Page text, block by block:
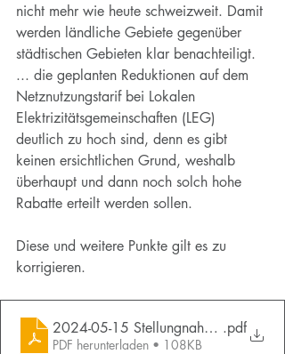
nicht mehr wie heute schweizweit. Damit
werden ländliche Gebiete gegenüber
städtischen Gebieten klar benachteiligt.
... die geplanten Reduktionen auf dem
Netznutzungstarif bei Lokalen
Elektrizitätsgemeinschaften (LEG)
deutlich zu hoch sind, denn es gibt
keinen ersichtlichen Grund, weshalb
überhaupt und dann noch solch hohe
Rabatte erteilt werden sollen.
Diese und weitere Punkte gilt es zu
korrigieren.
2024-05-15 Stellungnahme .pdf
PDF herunterladen • 108KB